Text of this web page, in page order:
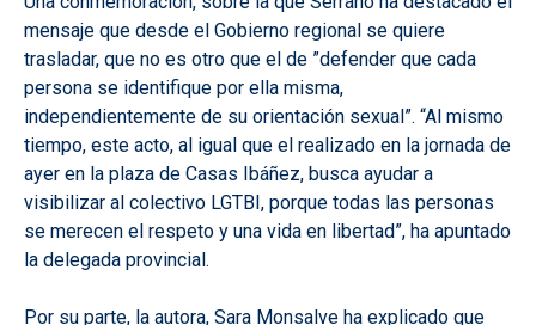
mensaje que desde el Gobierno regional se quiere
trasladar, que no es otro que el de ”defender que cada
persona se identifique por ella misma,
independientemente de su orientación sexual”. “Al mismo
tiempo, este acto, al igual que el realizado en la jornada de
ayer en la plaza de Casas Ibáñez, busca ayudar a
visibilizar al colectivo LGTBI, porque todas las personas
se merecen el respeto y una vida en libertad”, ha apuntado
la delegada provincial.
Por su parte, la autora, Sara Monsalve ha explicado que